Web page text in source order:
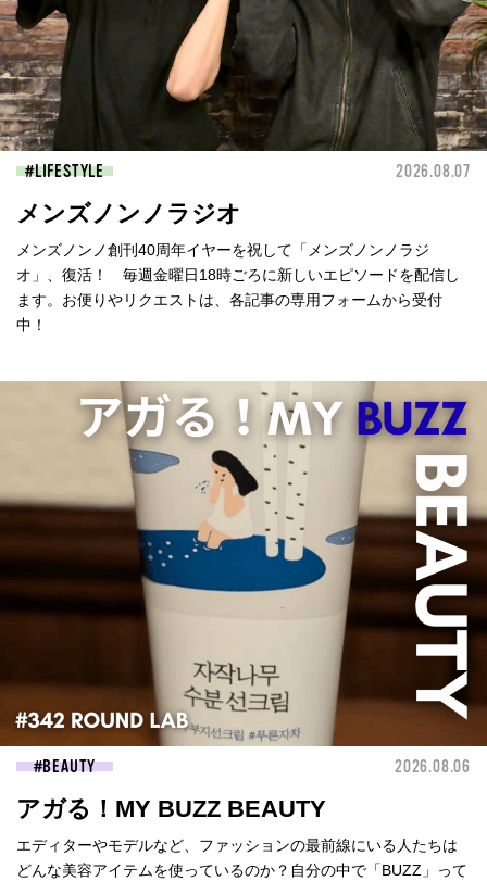
LIFESTYLE 2026.08.07
メンズノンノラジオ
メンズノンノ創刊40周年イヤーを祝して「メンズノンノラジ
オ」、復活！ 毎週金曜日18時ごろに新しいエピソードを配信し
ます。お便りやリクエストは、各記事の専用フォームから受付
中！
BEAUTY 2026.08.06
アガる！MY BUZZ BEAUTY
エディターやモデルなど、ファッションの最前線にいる人たちは
どんな美容アイテムを使っているのか？自分の中で「BUZZ」って